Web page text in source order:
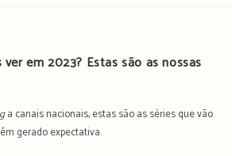
em 2023? Estas são as nossas
a canais nacionais, estas são as séries que vão
gerado expectativa.